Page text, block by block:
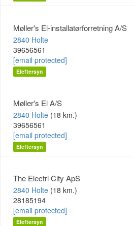
Møller's El-installatørforretning A/S
2840 Holte
39656561
[email protected]
Eleftersyn
Møller's El A/S
2840 Holte (18 km.)
39656561
[email protected]
Eleftersyn
The Electri City ApS
2840 Holte (18 km.)
28185194
[email protected]
Eleftersyn